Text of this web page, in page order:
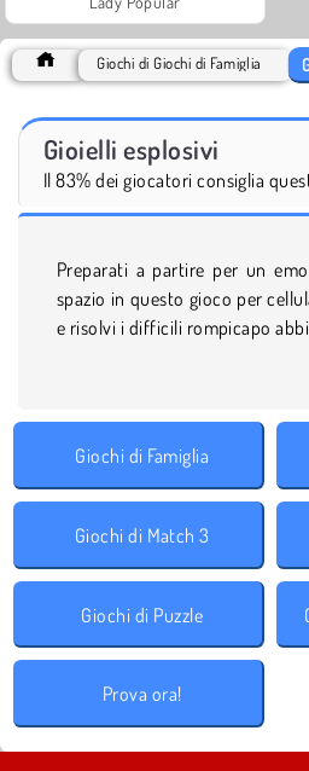
Giochi di Giochi di Famiglia
Gioielli esplosivi
Il 83% dei giocatori consiglia
Preparati a partire per un
spazio in questo gioco per
e risolvi i difficili rompicapo
Giochi di Famiglia
Giochi di Match 3
Giochi di Puzzle
Prova ora!